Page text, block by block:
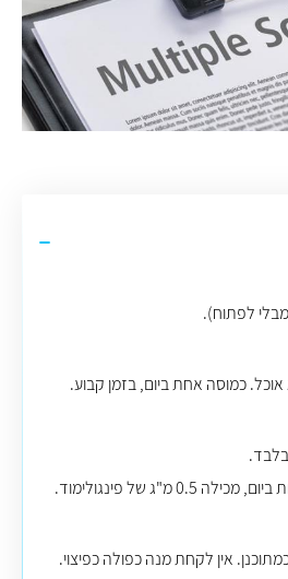
לפתוח).
אוכל. כמוסה אחת ביום, בזמן קבוע.
בלבד.
מ"ג של פינגולימוד.
אין לקחת מנה כפולה כפיצוי.